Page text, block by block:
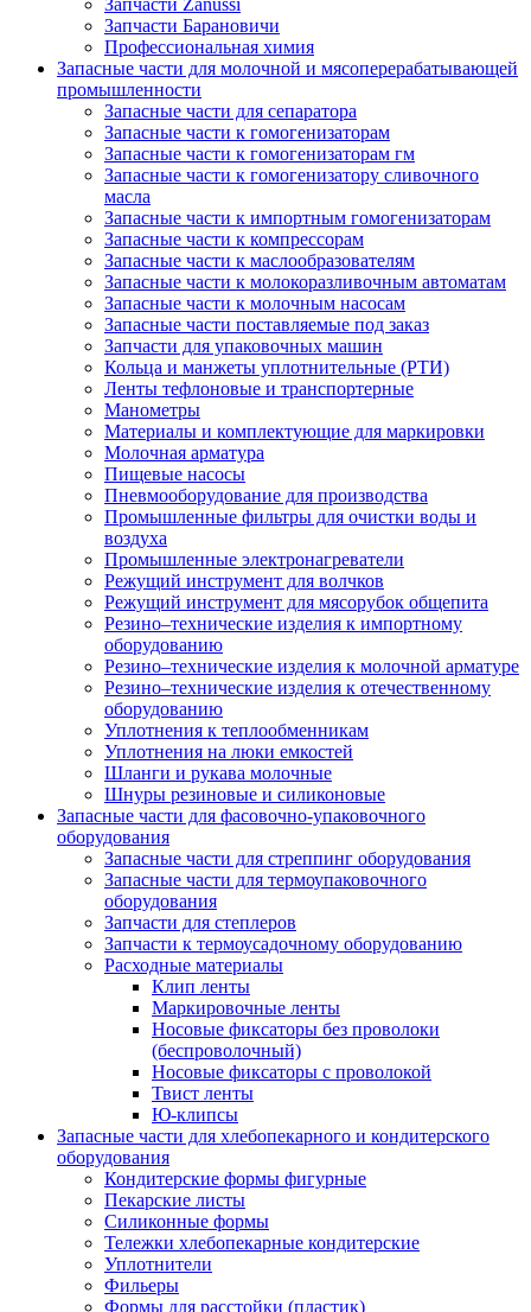
Запчасти Барановичи
Профессиональная химия
Запасные части для молочной и мясоперерабатывающей
промышленности
Запасные части для сепаратора
Запасные части к гомогенизаторам
Запасные части к гомогенизаторам гм
Запасные части к гомогенизатору сливочного
масла
Запасные части к импортным гомогенизаторам
Запасные части к компрессорам
Запасные части к маслообразователям
Запасные части к молокоразливочным автоматам
Запасные части к молочным насосам
Запасные части поставляемые под заказ
Запчасти для упаковочных машин
Кольца и манжеты уплотнительные (РТИ)
Ленты тефлоновые и транспортерные
Манометры
Материалы и комплектующие для маркировки
Молочная арматура
Пищевые насосы
Пневмооборудование для производства
Промышленные фильтры для очистки воды и
воздуха
Промышленные электронагреватели
Режущий инструмент для волчков
Режущий инструмент для мясорубок общепита
Резино–технические изделия к импортному
оборудованию
Резино–технические изделия к молочной арматуре
Резино–технические изделия к отечественному
оборудованию
Уплотнения к теплообменникам
Уплотнения на люки емкостей
Шланги и рукава молочные
Шнуры резиновые и силиконовые
Запасные части для фасовочно-упаковочного
оборудования
Запасные части для стреппинг оборудования
Запасные части для термоупаковочного
оборудования
Запчасти для степлеров
Запчасти к термоусадочному оборудованию
Расходные материалы
Клип ленты
Маркировочные ленты
Носовые фиксаторы без проволоки
(беспроволочный)
Носовые фиксаторы с проволокой
Твист ленты
Ю-клипсы
Запасные части для хлебопекарного и кондитерского
оборудования
Кондитерские формы фигурные
Пекарские листы
Силиконные формы
Тележки хлебопекарные кондитерские
Уплотнители
Фильеры
Формы для расстойки (пластик)